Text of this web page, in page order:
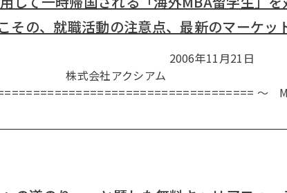
の、就職活動の注意点、最新のマーケッ
リース 2006年11月21日
シアム
～